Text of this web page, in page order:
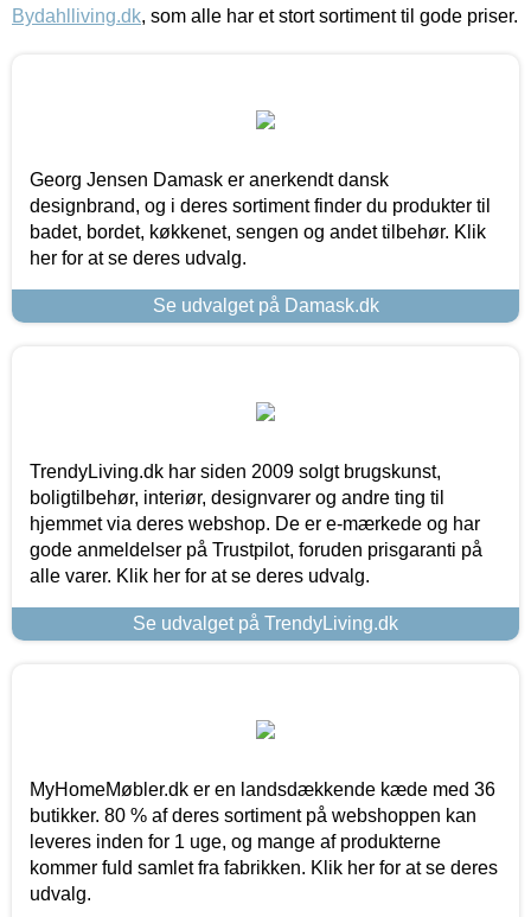
Bydahlliving.dk, som alle har et stort sortiment til gode priser.
Georg Jensen Damask er anerkendt dansk
designbrand, og i deres sortiment finder du produkter til
badet, bordet, køkkenet, sengen og andet tilbehør. Klik
her for at se deres udvalg.
Se udvalget på Damask.dk
TrendyLiving.dk har siden 2009 solgt brugskunst,
boligtilbehør, interiør, designvarer og andre ting til
hjemmet via deres webshop. De er e-mærkede og har
gode anmeldelser på Trustpilot, foruden prisgaranti på
alle varer. Klik her for at se deres udvalg.
Se udvalget på TrendyLiving.dk
MyHomeMøbler.dk er en landsdækkende kæde med 36
butikker. 80 % af deres sortiment på webshoppen kan
leveres inden for 1 uge, og mange af produkterne
kommer fuld samlet fra fabrikken. Klik her for at se deres
udvalg.